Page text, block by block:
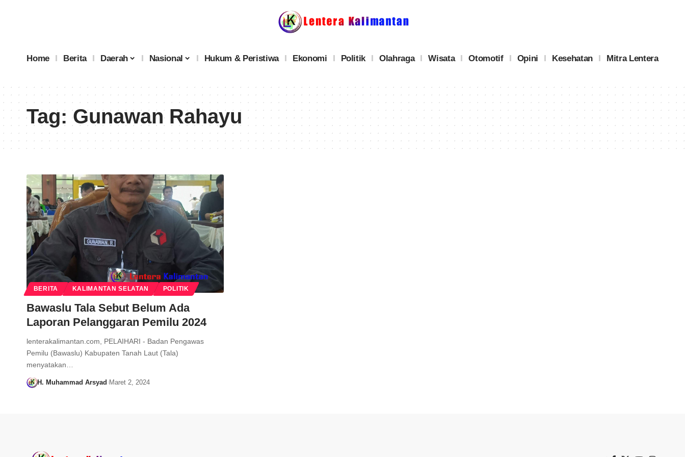
Home Berita Daerah Nasional Hukum & Peristiwa Ekonomi Politik Olahraga Wisata Otomotif Opini Kesehatan Mitra Lentera
Tag:Gunawan Rahayu
BERITA KALIMANTAN SELATAN POLITIK
Bawaslu Tala Sebut Belum Ada
Laporan Pelanggaran Pemilu 2024
lenterakalimantan.com, PELAIHARI - Badan Pengawas
Pemilu (Bawaslu) Kabupaten Tanah Laut (Tala)
menyatakan…
H. Muhammad Arsyad Maret 2, 2024